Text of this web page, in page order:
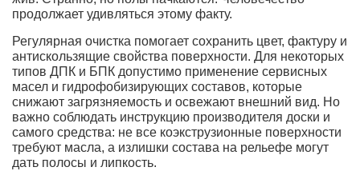
продолжает удивляться этому факту.
Регулярная очистка помогает сохранить цвет, фактуру и
антискользящие свойства поверхности. Для некоторых
типов ДПК и БПК допустимо применение сервисных
масел и гидрофобизирующих составов, которые
снижают загрязняемость и освежают внешний вид. Но
важно соблюдать инструкцию производителя доски и
самого средства: не все коэкструзионные поверхности
требуют масла, а излишки состава на рельефе могут
дать полосы и липкость.